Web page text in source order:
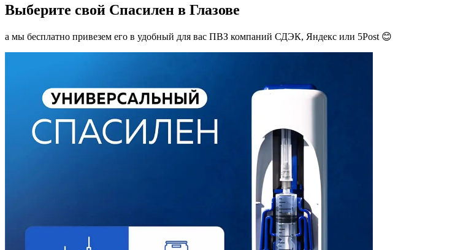
Выберите свой Спасилен в Глазове
а мы бесплатно привезем его в удобный для вас ПВЗ компаний СДЭК, Яндекс или 5Post 😊